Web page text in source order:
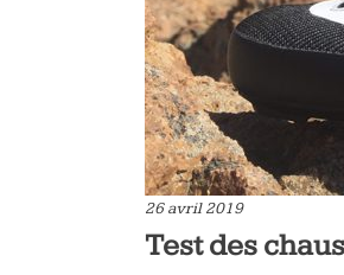
26 avril 2019
Test des